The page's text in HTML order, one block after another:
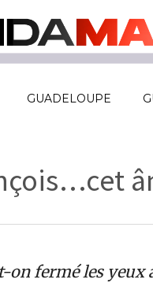
GUADELOUPE
fermé les yeux